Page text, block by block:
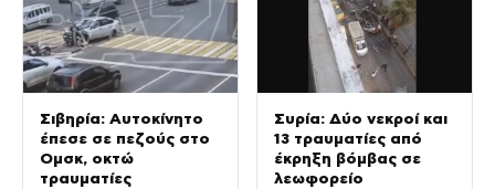
Σιβηρία: Αυτοκίνητο
έπεσε σε πεζούς στο
Ομσκ, οκτώ
τραυματίες
Συρία: Δύο νεκροί και
13 τραυματίες από
έκρηξη βόμβας σε
λεωφορείο